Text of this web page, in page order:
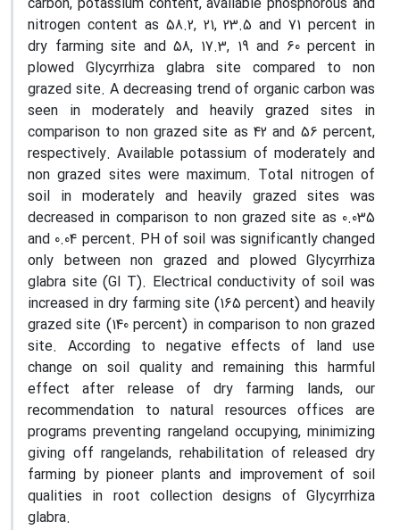
nitrogen content as 58.2, 21, 23.5 and 71 percent in
dry farming site and 58, 17.3, 19 and 60 percent in
plowed Glycyrrhiza glabra site compared to non
grazed site. A decreasing trend of organic carbon was
seen in moderately and heavily grazed sites in
comparison to non grazed site as 42 and 56 percent,
respectively. Available potassium of moderately and
non grazed sites were maximum. Total nitrogen of
soil in moderately and heavily grazed sites was
decreased in comparison to non grazed site as 0.035
and 0.04 percent. PH of soil was significantly changed
only between non grazed and plowed Glycyrrhiza
glabra site (Gl T). Electrical conductivity of soil was
increased in dry farming site (165 percent) and heavily
grazed site (140 percent) in comparison to non grazed
site. According to negative effects of land use
change on soil quality and remaining this harmful
effect after release of dry farming lands, our
recommendation to natural resources offices are
programs preventing rangeland occupying, minimizing
giving off rangelands, rehabilitation of released dry
farming by pioneer plants and improvement of soil
qualities in root collection designs of Glycyrrhiza
glabra.